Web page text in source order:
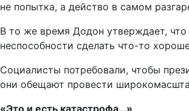
не попытка, а действо в самом
В то же время Додон утверждает,
неспособности сделать что-то
Социалисты потребовали, чтобы
они обещают провести